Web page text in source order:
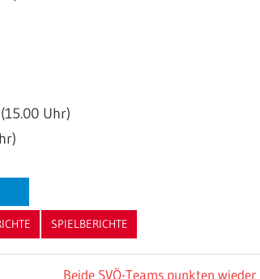
Uhr)
SPIELBERICHTE
Nächster
Beide SVÖ-Teams punkten wieder